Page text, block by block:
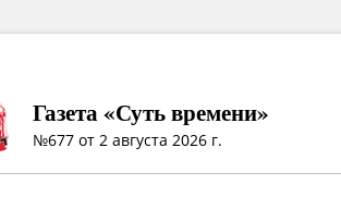
Газета «Суть времени»
№677 от 2 августа 2026 г.